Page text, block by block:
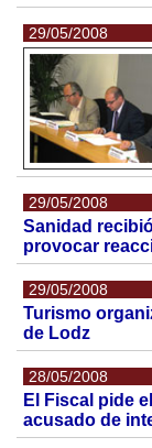
29/05/2008
29/05/2008
Sanidad
provocar
29/05/2008
Turismo
de Lodz
28/05/2008
El Fiscal pide
acusado de